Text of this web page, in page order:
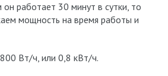
работает 30 минут в сутки, то
мощность на время работы и
Вт/ч, или 0,8 кВт/ч.